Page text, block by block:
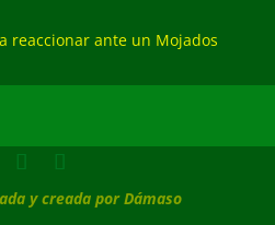
reaccionar ante un Mojados
y creada por Dámaso